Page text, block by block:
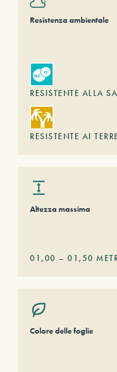
Resistenza ambientale
RESISTENTE ALLA
RESISTENTE AI
Altezza massima
01,00 – 01,50
Colore delle foglie